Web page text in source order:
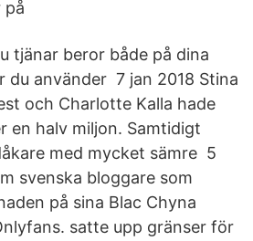
på
tjänar beror både på dina
du använder 7 jan 2018 Stina
och Charlotte Kalla hade
en halv miljon. Samtidigt
med mycket sämre 5
svenska bloggare som
på sina Blac Chyna
satte upp gränser för